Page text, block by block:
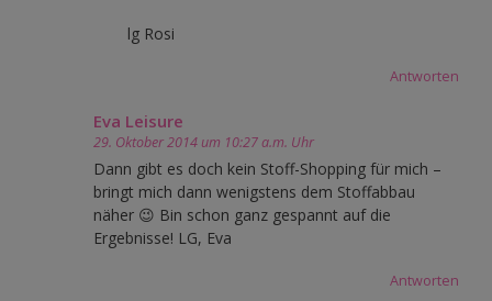
lg Rosi
Antworten
Eva Leisure
29. Oktober 2014 um 10:27 a.m. Uhr
Dann gibt es doch kein Stoff-Shopping für mich –
bringt mich dann wenigstens dem Stoffabbau
näher 😉 Bin schon ganz gespannt auf die
Ergebnisse! LG, Eva
Antworten